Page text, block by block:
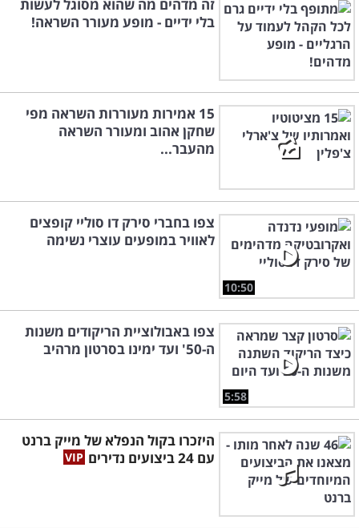
זה מדהים מה שהוא מסוגל לעשות
בלי ידיים - מופע מעורר השראה!
15 אמירות מעוררות השראה מפי
שחקן אהוב ומעורר השראה
מהעבר...
10:50
צפו בחברי סירק דו סוליי קופצים
לאוויר במופעים עוצרי נשימה
5:58
צפו באבולוציית הריקודים משנות
ה-50' ועד ימינו בסרטון מרהיב
היזכרו בקול הנפלא של מייק ברנט
עם 24 ביצועים נדירים